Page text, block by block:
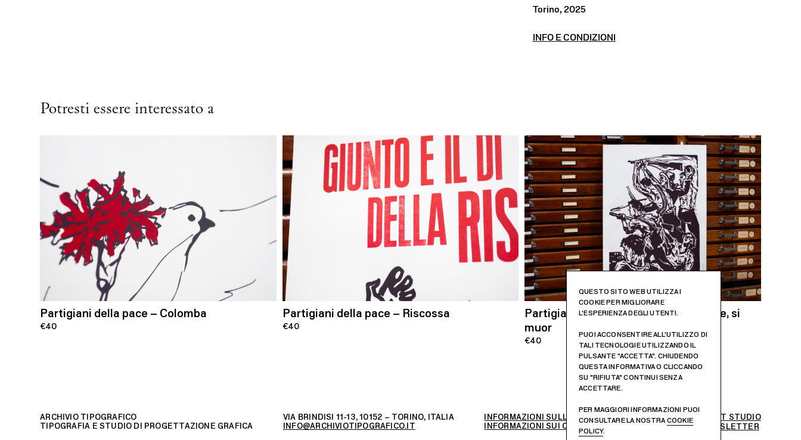
Torino, 2025
INFO E CONDIZIONI
Potresti essere interessato a
Partigiani della pace – Colomba
€40
Partigiani della pace – Riscossa
€40
Partigiani della pace – Si lotta, si vince, si
muor
€40
ARCHIVIO TIPOGRAFICO
TIPOGRAFIA E STUDIO DI PROGETTAZIONE GRAFICA
VIA BRINDISI 11-13, 10152 – TORINO, ITALIA
INFO@ARCHIVIOTIPOGRAFICO.IT
INFORMAZIONI SULLA PRIVACY
INFORMAZIONI SUI COOKIES
WEB DESIGN –
MEKIT STUDIO
ISCRIVITI ALLA NEWSLETTER
QUESTO SITO WEB UTILIZZA I
COOKIE PER MIGLIORARE
L'ESPERIENZA DEGLI UTENTI.
PUOI ACCONSENTIRE ALL'UTILIZZO DI
TALI TECNOLOGIE UTILIZZANDO IL
PULSANTE "ACCETTA". CHIUDENDO
QUESTA INFORMATIVA O CLICCANDO
SU "RIFIUTA" CONTINUI SENZA
ACCETTARE.
PER MAGGIORI INFORMAZIONI PUOI
CONSULTARE LA NOSTRACOOKIE
POLICY.